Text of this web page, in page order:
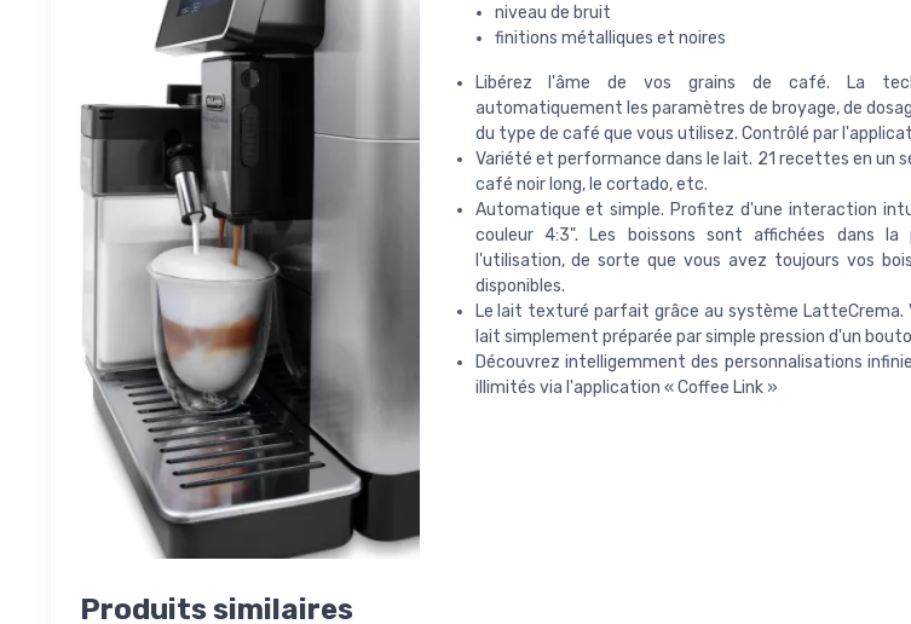
niveau de bruit
finitions métalliques et noires
Libérez l'âme de vos grains de café. La
automatiquement les paramètres de broyage, de
du type de café que vous utilisez. Contrôlé par
Variété et performance dans le lait. 21 recettes en un
café noir long, le cortado, etc.
Automatique et simple. Profitez d'une interaction
couleur 4:3". Les boissons sont affichées dans
l'utilisation, de sorte que vous avez toujours vos
disponibles.
Le lait texturé parfait grâce au système LatteCrema.
lait simplement préparée par simple pression d'un
Découvrez intelligemment des personnalisations
illimités via l'application « Coffee Link »
Produits similaires